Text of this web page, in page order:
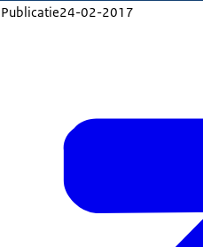
Publicatie24-02-2017